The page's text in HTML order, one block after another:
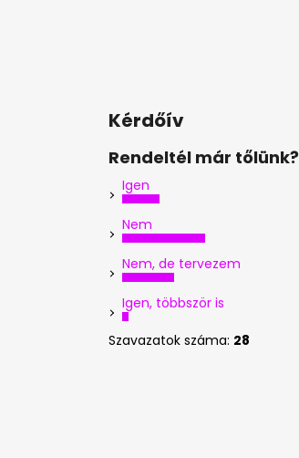
Kérdőív
Rendeltél már tőlünk?
Igen
Nem
Nem, de tervezem
Igen, többször is
Szavazatok száma: 28